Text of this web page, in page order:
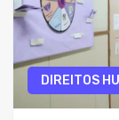
DIREITOS